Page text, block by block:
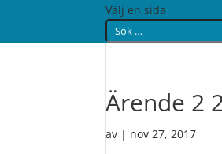
Välj en sida
Ärende 2
av | nov 27, 2017